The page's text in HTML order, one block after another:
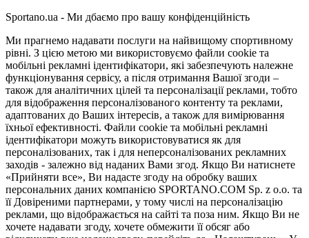
Sportano.ua - Ми дбаємо про вашу конфіденційність
Ми прагнемо надавати послуги на найвищому спортивному
рівні. З цією метою ми використовуємо файли cookie та
мобільні рекламні ідентифікатори, які забезпечують належне
функціонування сервісу, а після отримання Вашої згоди –
також для аналітичних цілей та персоналізації реклами, тобто
для відображення персоналізованого контенту та реклами,
адаптованих до Ваших інтересів, а також для вимірювання
їхньої ефективності. Файли cookie та мобільні рекламні
ідентифікатори можуть використовуватися як для
персоналізованих, так і для неперсоналізованих рекламних
заходів - залежно від наданих Вами згод. Якщо Ви натиснете
«Прийняти все», Ви надасте згоду на обробку ваших
персональних даних компанією SPORTANO.COM Sp. z o.o. та
її Довіреними партнерами, у тому числі на персоналізацію
реклами, що відображається на сайті та поза ним. Якщо Ви не
хочете надавати згоду, хочете обмежити її обсяг або